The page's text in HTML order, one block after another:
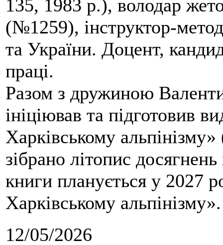
135, 1983 р.), володар
(№1259), інструктор-
та України. Доцент,
праці.
Разом з дружиною
ініціював та підготовив
Харківському
зібрано літопис
книги планується у 2027
Харківському альпінізму».
12/05/2026